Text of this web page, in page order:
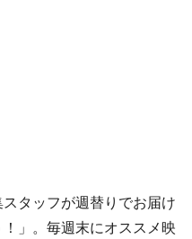
タッフが週替りでお届け
」。毎週末にオススメ映